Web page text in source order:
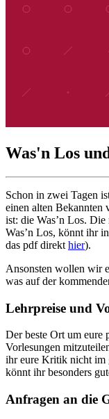
Was'n Los
Schon in zwei Tagen
einen alten Bekannten
ist: die Was’n Los.
Was’n Los, könnt ihr
das pdf direkt hier).
Ansonsten wollen wir
was auf der
Lehrpreise und
Der beste Ort um eure
Vorlesungen
ihr eure Kritik nicht im
könnt ihr besonders
Anfragen an die